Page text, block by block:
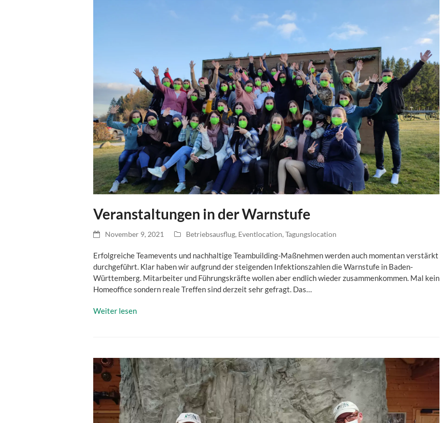
Veranstaltungen in der Warnstufe
November 9, 2021 Betriebsausflug, Eventlocation, Tagungslocation
Erfolgreiche Teamevents und nachhaltige Teambuilding-Maßnehmen werden auch momentan verstärkt
durchgeführt. Klar haben wir aufgrund der steigenden Infektionszahlen die Warnstufe in Baden-
Württemberg. Mitarbeiter und Führungskräfte wollen aber endlich wieder zusammenkommen. Mal kein
Homeoffice sondern reale Treffen sind derzeit sehr gefragt. Das…
Weiter lesen